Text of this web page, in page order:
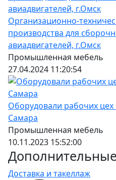
ВxШxГ:
Вес:
1750 за
мм)
ВxШxГ:
Организационно-
производства для
авиадвигателей, г.Омск
Промышленная мебель
27.04.2024 11:20:54
Оборудовали рабочих
Самара
Промышленная мебель
10.11.2023 15:52:00
Дополнительные
Доставка и такеллаж